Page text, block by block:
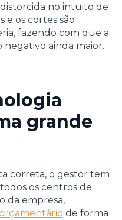
distorcida no intuito de
e os cortes são
fazendo com que a
ainda maior.
grande
correta, o gestor tem
os centros de
da empresa,
de forma